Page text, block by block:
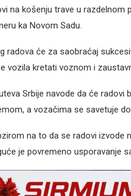
na košenju trave u razdelnom
ka Novom Sadu.
radova će za saobraćaj
vozila kretati voznom i
Srbije navode da će
a vozačima se savetuje
na to da se radovi izvode
je povremeno usporavanje